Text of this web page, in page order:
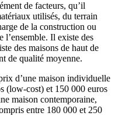
de facteurs, qu’il
utilisés, du terrain
de la construction ou
l’ensemble. Il existe des
des maisons de haut de
de qualité moyenne.
d’une maison individuelle
(low-cost) et 150 000 euros
maison contemporaine,
entre 180 000 et 250